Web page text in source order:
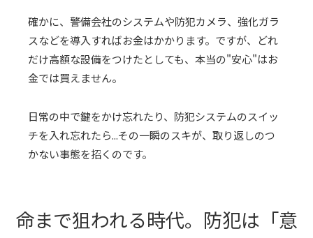
確かに、警備会社のシステムや防犯カメラ、強化ガラ
スなどを導入すればお金はかかります。ですが、どれ
だけ高額な設備をつけたとしても、本当の"安心"はお
金では買えません。
日常の中で鍵をかけ忘れたり、防犯システムのスイッ
チを入れ忘れたら...その一瞬のスキが、取り返しのつ
かない事態を招くのです。
命まで狙われる時代。防犯は「意